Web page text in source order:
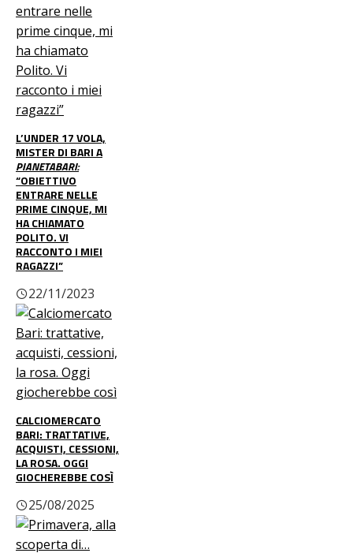
L’UNDER 17 VOLA,
MISTER DI BARI A
PIANETABARI:
“OBIETTIVO
ENTRARE NELLE
PRIME CINQUE, MI
HA CHIAMATO
POLITO. VI
RACCONTO I MIEI
RAGAZZI”
22/11/2023
CALCIOMERCATO
BARI: TRATTATIVE,
ACQUISTI, CESSIONI,
LA ROSA. OGGI
GIOCHEREBBE COSÌ
25/08/2025